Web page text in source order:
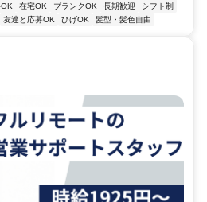
在宅OK ブランクOK 長期歓迎
シフト制
友達と応募OK ひげOK 髪型・髪色自由